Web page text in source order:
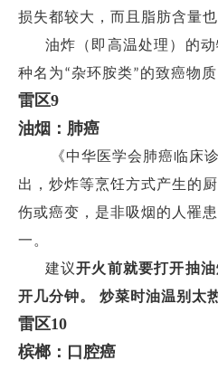
损失都较大，而且脂肪含量也
油炸（即高温处理）的
种名为“杂环胺类”的致癌物
雷区9
油烟：肺癌
《中华医学会肺癌临床
出，炒炸等烹饪方式产生的
伤或癌变，是非吸烟的人罹
一。
建议开火前就要打开抽
开几分钟。
炒菜时油温别太
雷区10
槟榔：口腔癌